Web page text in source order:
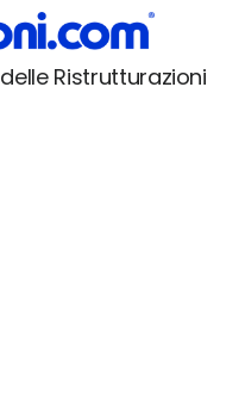
Ristrutturazioni